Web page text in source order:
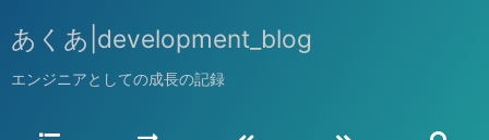
あくあ|development_blog
エンジニアとしての成長の記録